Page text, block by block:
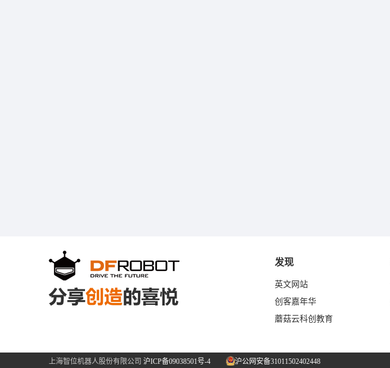
发现
英文网站
创客嘉年华
蘑菇云科创教育
上海智位机器人股份有限公司 沪ICP备09038501号-4 沪公网安备31011502402448